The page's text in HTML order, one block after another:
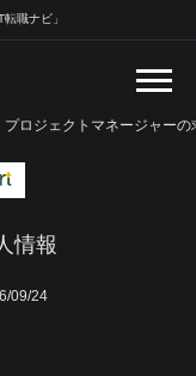
職ナビ」
プロジェクトマネージャー
情報
09/24